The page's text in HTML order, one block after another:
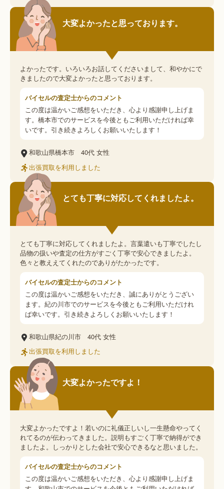
大変よかったと思っております。
よかったです。いろいろお話してくださいまして、和やかにで
きましたので大変よかったと思っております。
バイセルの査定士からのコメント
この度は温かいご感想をいただき、心より感謝申し上げま
す。橋本市でのサービスを今後ともご利用いただければ幸
いです。引き続きよろしくお願いいたします！
和歌山県橋本市 40代 女性
出張買取を利用しました
とても丁寧に対応してくれましたよ。
とても丁寧に対応してくれましたよ。言葉遣いも丁寧でしたし
品物の扱いや査定の仕方がすごく丁寧で安心できましたよ。
色々と教ええてくれたのでありがたかったです。
バイセルの査定士からのコメント
この度は温かいご感想をいただき、誠にありがとうござい
ます。紀の川市でのサービスを今後ともご利用いただけれ
ば幸いです。引き続きよろしくお願いいたします！
和歌山県紀の川市 40代 女性
出張買取を利用しました
大変よかったですよ！
大変よかったですよ！若いのに礼儀正しいし一生懸命やってく
れてるのが伝わってきました。説明もすごく丁寧で納得ができ
ましたよ。しっかりとした会社で安心できるなと思いました。
バイセルの査定士からのコメント
この度は温かいご感想をいただき、心より感謝申し上げま